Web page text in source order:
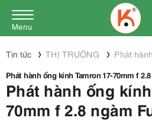
Menu
Tin tức THỊ TRƯỜNG
Phát
Phát hành ống kính Tamron 17-70mm f
Phát hành ống
70mm f 2.8 ngàm